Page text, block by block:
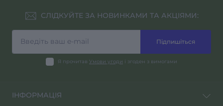
СЛІДКУЙТЕ ЗА НОВИНКАМИ ТА АКЦІЯМИ:
Підпишіться
Я прочитав Умови угоди і згоден з вимогами
ІНФОРМАЦІЯ